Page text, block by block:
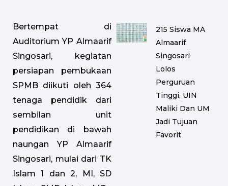
Bertempat di
Auditorium YP Almaarif
Singosari, kegiatan
persiapan pembukaan
SPMB diikuti oleh 364
tenaga pendidik dari
sembilan unit
pendidikan di bawah
naungan YP Almaarif
Singosari, mulai dari TK
Islam 1 dan 2, MI, SD
215 Siswa MA
Almaarif
Singosari
Lolos
Perguruan
Tinggi, UIN
Maliki Dan UM
Jadi Tujuan
Favorit